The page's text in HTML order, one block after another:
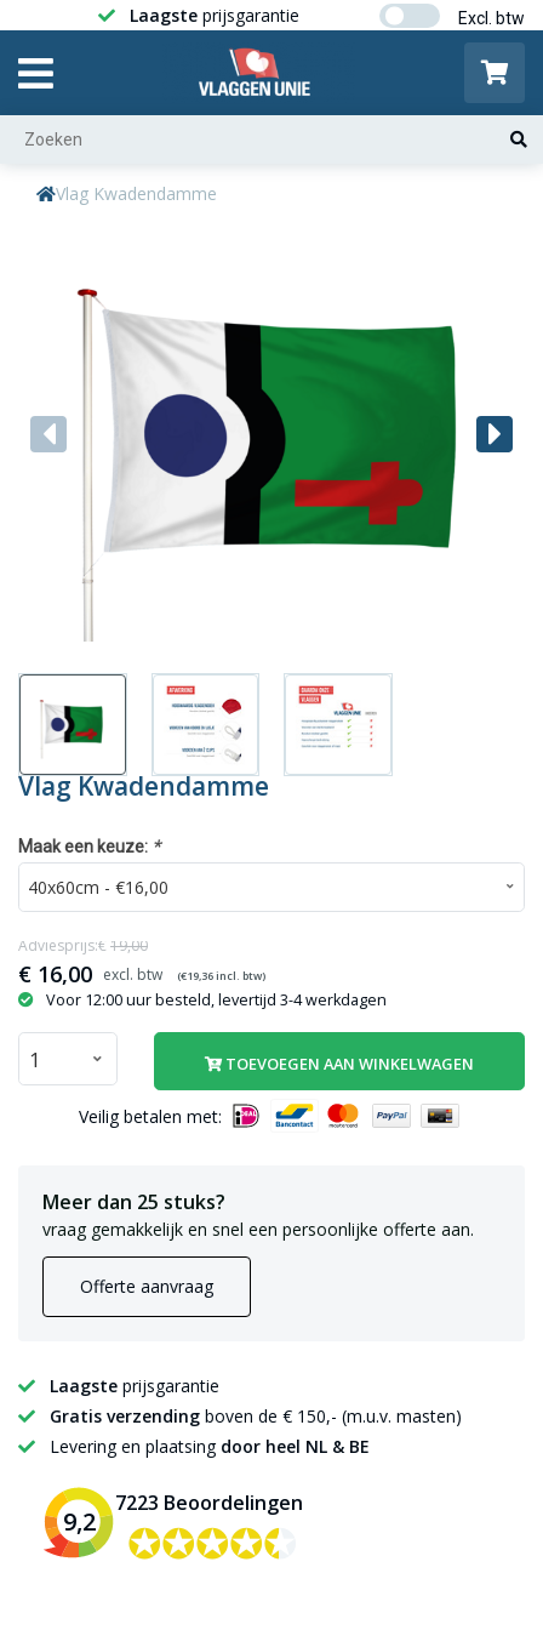
Laagste prijsgarantie Gratis
Vlag Kwadendamme
Vlag Kwadendamme
Maak een keuze: *
€ 16,00 (€19,36incl. btw)
Adviesprijs:€ 19,00
Voor 12:00 uur besteld, levertijd 3-4 werkdagen
TOEVOEGEN AAN WINKELWAGEN
Veilig betalen met:
Meer dan 25 stuks?
vraag gemakkelijk en snel een persoonlijke offerte aan.
Offerte aanvraag
Laagste prijsgarantie
Gratis verzending boven de € 150,- (m.u.v. masten)
Levering en plaatsing door heel NL & BE
9,2
7223 Beoordelingen
✪✪✪✪✪
✪✪✪✪✪